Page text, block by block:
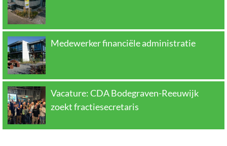
Medewerker financiële administratie
Vacature: CDA Bodegraven-Reeuwijk
zoekt fractiesecretaris